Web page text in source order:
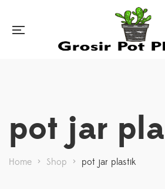
pot jar
Home > Shop > pot jar plastik